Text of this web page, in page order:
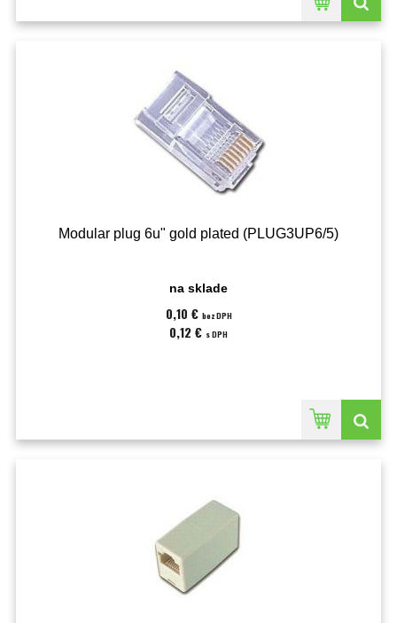
Modular plug 6u" gold plated (PLUG3UP6/5)
na sklade
0,10 € bez DPH
0,12 € s DPH